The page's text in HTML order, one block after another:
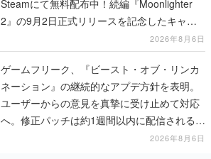
Steamにて無料配布中！続編『Moonlighter
2』の9月2日正式リリースを記念したキャン
2026年8月6日
ゲームフリーク、『ビースト・オブ・リンカ
ネーション』の継続的なアプデ方針を表明。
ユーザーからの意見を真摯に受け止めて対応
へ。修正パッチは約1週間以内に配信される予
2026年8月6日